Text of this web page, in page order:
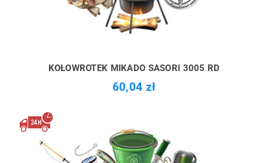
KOŁOWROTEK MIKADO SASORI 3005 RD
60,04 zł